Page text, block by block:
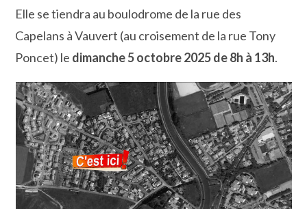
Elle se tiendra au boulodrome de la rue des
Capelans à Vauvert (au croisement de la rue Tony
Poncet) le dimanche 5 octobre 2025 de 8h à 13h.